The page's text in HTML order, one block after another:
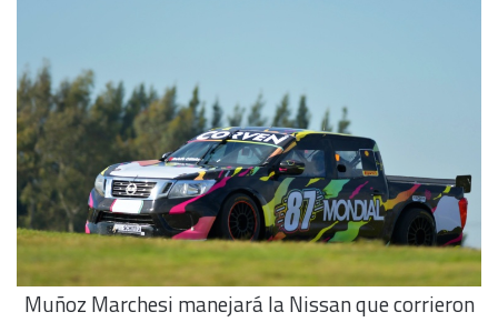
Muñoz Marchesi manejará la Nissan que corrieron